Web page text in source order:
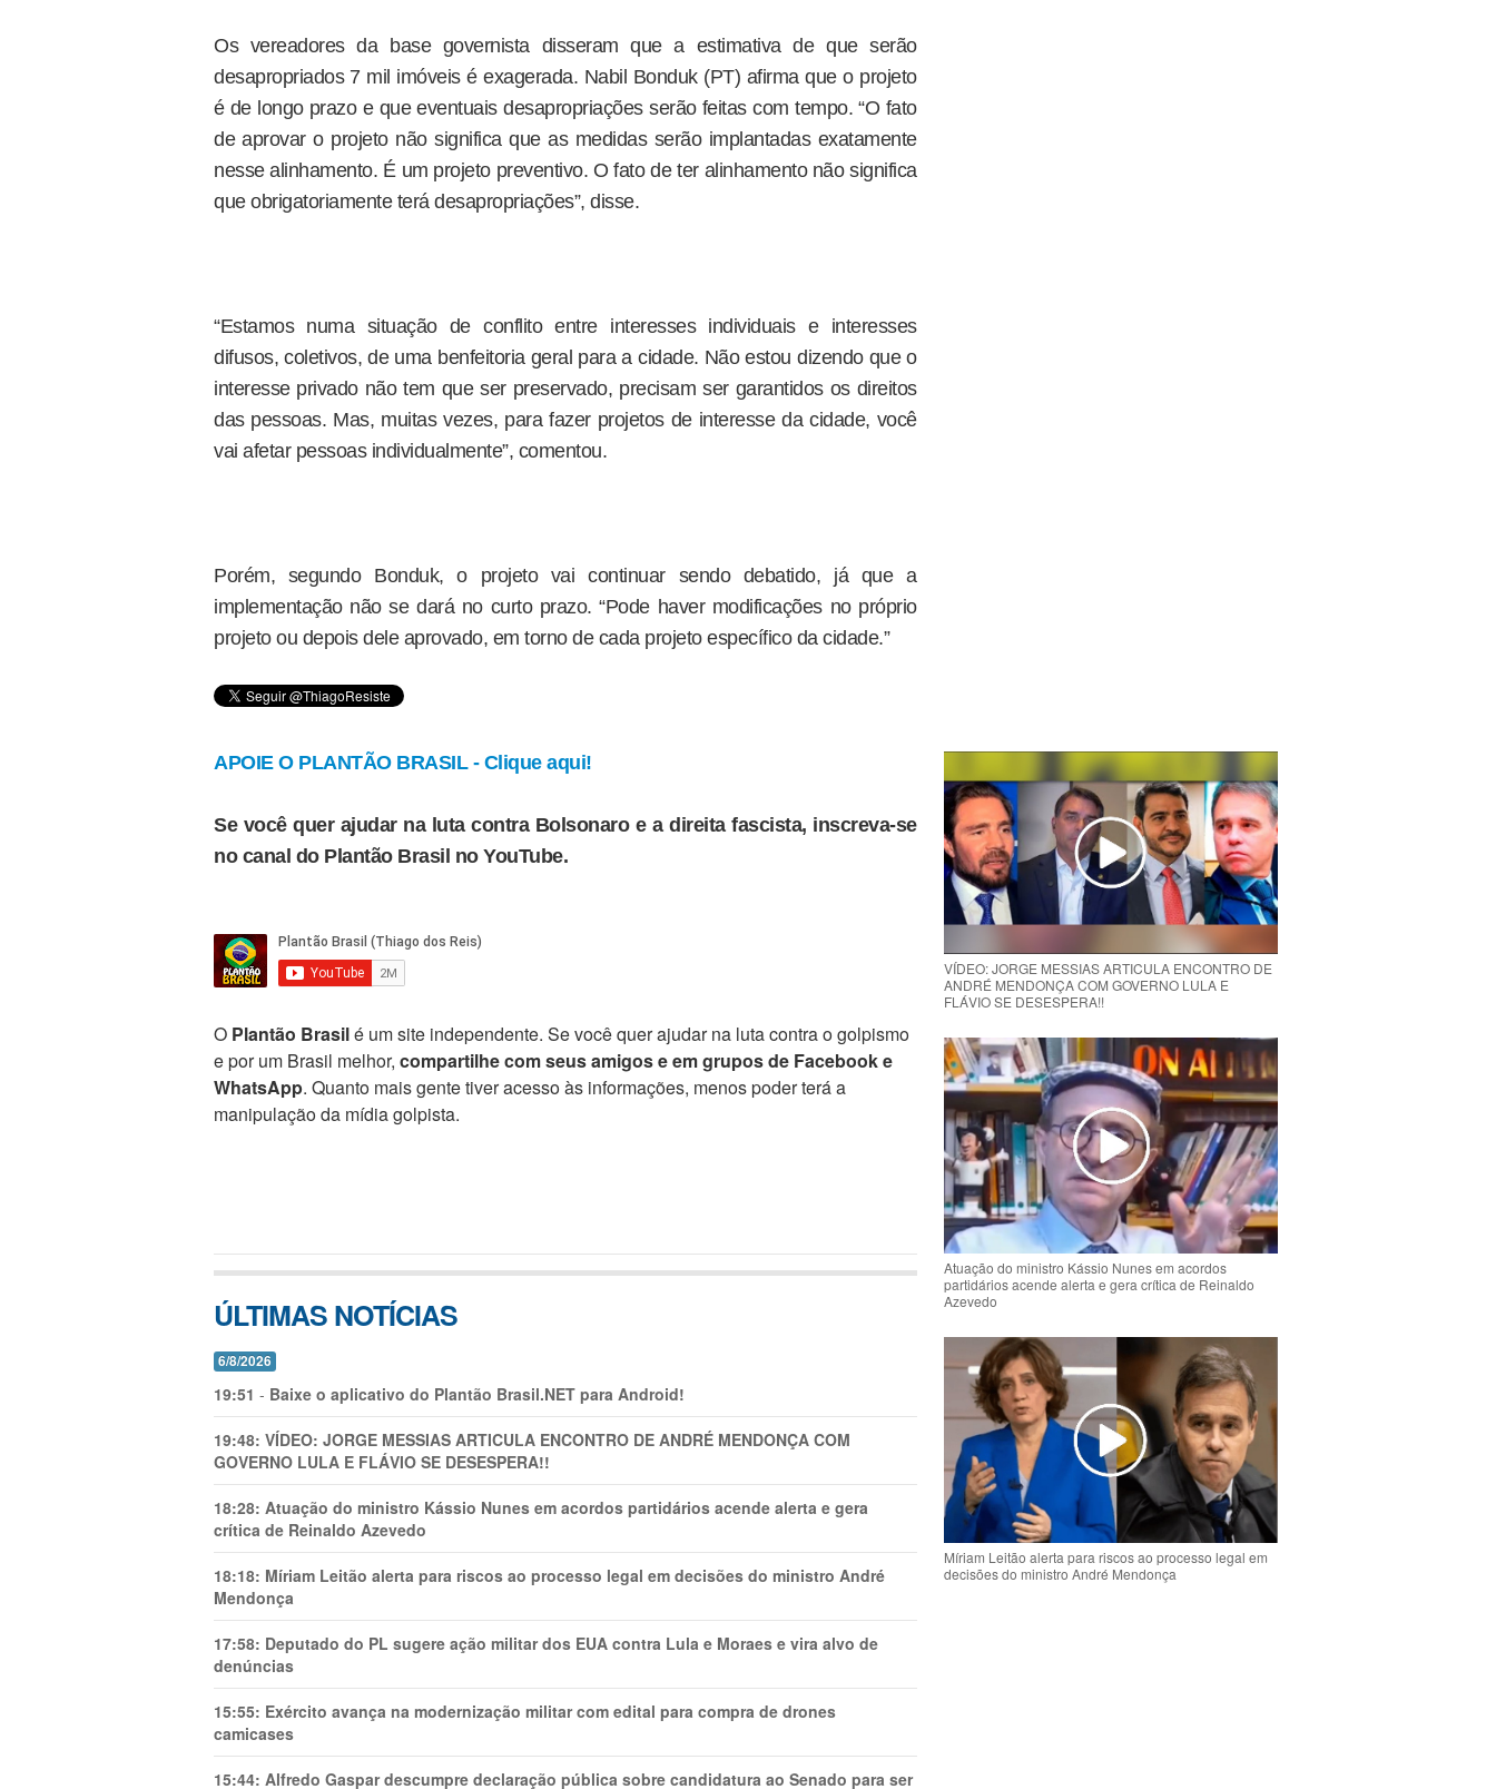
Os vereadores da base governista disseram que a estimativa de que serão
desapropriados 7 mil imóveis é exagerada. Nabil Bonduk (PT) afirma que o projeto
é de longo prazo e que eventuais desapropriações serão feitas com tempo. “O fato
de aprovar o projeto não significa que as medidas serão implantadas exatamente
nesse alinhamento. É um projeto preventivo. O fato de ter alinhamento não significa
que obrigatoriamente terá desapropriações”, disse.
“Estamos numa situação de conflito entre interesses individuais e interesses
difusos, coletivos, de uma benfeitoria geral para a cidade. Não estou dizendo que o
interesse privado não tem que ser preservado, precisam ser garantidos os direitos
das pessoas. Mas, muitas vezes, para fazer projetos de interesse da cidade, você
vai afetar pessoas individualmente”, comentou.
Porém, segundo Bonduk, o projeto vai continuar sendo debatido, já que a
implementação não se dará no curto prazo. “Pode haver modificações no próprio
projeto ou depois dele aprovado, em torno de cada projeto específico da cidade.”
APOIE O PLANTÃO BRASIL - Clique aqui!
Se você quer ajudar na luta contra Bolsonaro e a direita fascista, inscreva-se
no canal do Plantão Brasil no YouTube.
O Plantão Brasilé um site independente. Se você quer ajudar na luta contra o golpismo
e por um Brasil melhor, compartilhe com seus amigos e em grupos de Facebook e
WhatsApp. Quanto mais gente tiver acesso às informações, menos poder terá a
manipulação da mídia golpista.
ÚLTIMAS NOTÍCIAS
6/8/2026
19:51 - Baixe o aplicativo do Plantão Brasil.NET para Android!
19:48: VÍDEO: JORGE MESSIAS ARTICULA ENCONTRO DE ANDRÉ MENDONÇA COM
GOVERNO LULA E FLÁVIO SE DESESPERA!!
18:28: Atuação do ministro Kássio Nunes em acordos partidários acende alerta e gera
crítica de Reinaldo Azevedo
18:18: Míriam Leitão alerta para riscos ao processo legal em decisões do ministro André
Mendonça
17:58: Deputado do PL sugere ação militar dos EUA contra Lula e Moraes e vira alvo de
denúncias
15:55: Exército avança na modernização militar com edital para compra de drones
camicases
15:44: Alfredo Gaspar descumpre declaração pública sobre candidatura ao Senado para ser
VÍDEO: JORGE MESSIAS ARTICULA ENCONTRO DE
ANDRÉ MENDONÇA COM GOVERNO LULA E
FLÁVIO SE DESESPERA!!
Atuação do ministro Kássio Nunes em acordos
partidários acende alerta e gera crítica de Reinaldo
Azevedo
Míriam Leitão alerta para riscos ao processo legal em
decisões do ministro André Mendonça